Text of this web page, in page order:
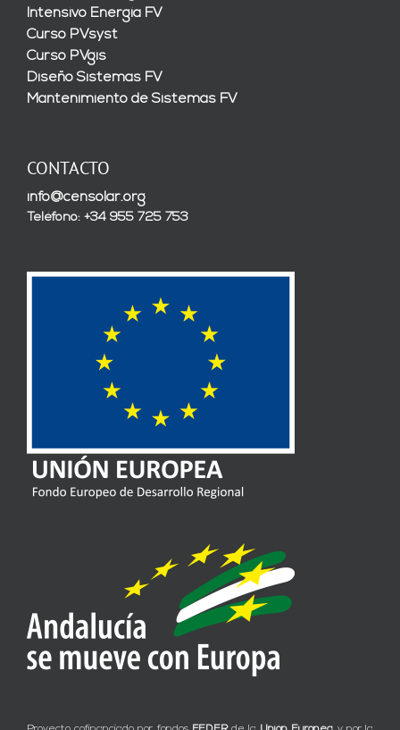
Intensivo Energía FV
Curso PVsyst
Curso PVgis
Diseño Sistemas FV
Mantenimiento de Sistemas FV
CONTACTO
info@censolar.org
Teléfono: +34 955 725 753